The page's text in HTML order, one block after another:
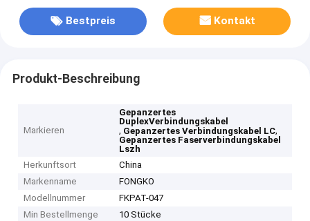
Bestpreis Kontakt
Produkt-Beschreibung
Markieren
Gepanzertes
DuplexVerbindungskabel
, Gepanzertes Verbindungskabel LC,
Gepanzertes Faserverbindungskabel
Lszh
Herkunftsort
China
Markenname
FONGKO
Modellnummer
FKPAT-047
Min Bestellmenge
10 Stücke